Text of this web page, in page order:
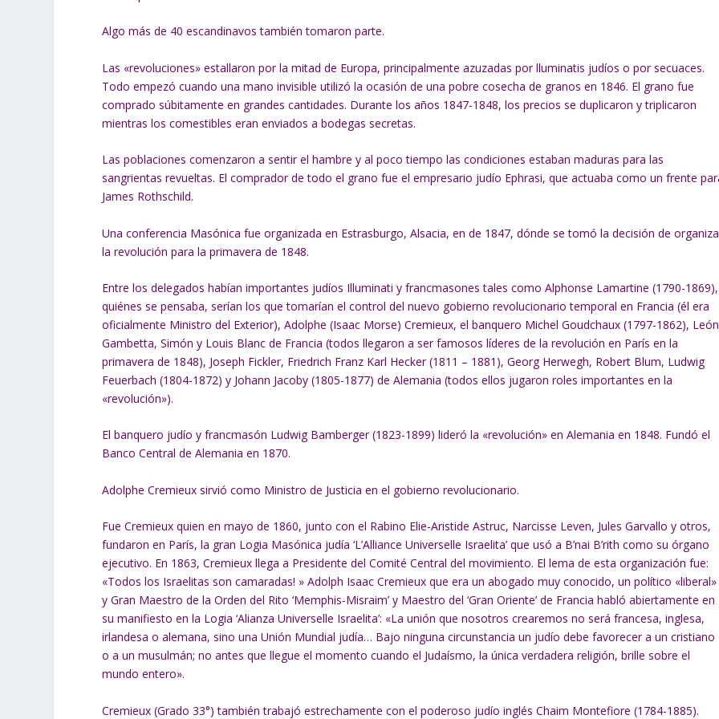
Algo más de 40 escandinavos también tomaron parte.
Las «revoluciones» estallaron por la mitad de Europa, principalmente azuzadas por lluminatis judíos o por secuaces.
Todo empezó cuando una mano invisible utilizó la ocasión de una pobre cosecha de granos en 1846. El grano fue
comprado súbitamente en grandes cantidades. Durante los años 1847-1848, los precios se duplicaron y triplicaron
mientras los comestibles eran enviados a bodegas secretas.
Las poblaciones comenzaron a sentir el hambre y al poco tiempo las condiciones estaban maduras para las
sangrientas revueltas. El comprador de todo el grano fue el empresario judío Ephrasi, que actuaba como un frente
James Rothschild.
Una conferencia Masónica fue organizada en Estrasburgo, Alsacia, en de 1847, dónde se tomó la decisión de
la revolución para la primavera de 1848.
Entre los delegados habían importantes judíos Illuminati y francmasones tales como Alphonse Lamartine (1790-1869),
quiénes se pensaba, serían los que tomarían el control del nuevo gobierno revolucionario temporal en Francia (él era
oficialmente Ministro del Exterior), Adolphe (Isaac Morse) Cremieux, el banquero Michel Goudchaux (1797-1862), León
Gambetta, Simón y Louis Blanc de Francia (todos llegaron a ser famosos líderes de la revolución en París en la
primavera de 1848), Joseph Fickler, Friedrich Franz Karl Hecker (1811 – 1881), Georg Herwegh, Robert Blum, Ludwig
Feuerbach (1804-1872) y Johann Jacoby (1805-1877) de Alemania (todos ellos jugaron roles importantes en la
«revolución»).
El banquero judío y francmasón Ludwig Bamberger (1823-1899) lideró la «revolución» en Alemania en 1848. Fundó el
Banco Central de Alemania en 1870.
Adolphe Cremieux sirvió como Ministro de Justicia en el gobierno revolucionario.
Fue Cremieux quien en mayo de 1860, junto con el Rabino Elie-Aristide Astruc, Narcisse Leven, Jules Garvallo y otros,
fundaron en París, la gran Logia Masónica judía ‘L’Alliance Universelle Israelita’ que usó a B’nai B’rith como su órgano
ejecutivo. En 1863, Cremieux llega a Presidente del Comité Central del movimiento. El lema de esta organización fue:
«Todos los Israelitas son camaradas! » Adolph Isaac Cremieux que era un abogado muy conocido, un político «liberal»
y Gran Maestro de la Orden del Rito ‘Memphis-Misraim’ y Maestro del ‘Gran Oriente’ de Francia habló abiertamente en
su manifiesto en la Logia ‘Alianza Universelle Israelita’: «La unión que nosotros crearemos no será francesa, inglesa,
irlandesa o alemana, sino una Unión Mundial judía… Bajo ninguna circunstancia un judío debe favorecer a un cristiano
o a un musulmán; no antes que llegue el momento cuando el Judaísmo, la única verdadera religión, brille sobre el
mundo entero».
Cremieux (Grado 33°) también trabajó estrechamente con el poderoso judío inglés Chaim Montefiore (1784-1885).